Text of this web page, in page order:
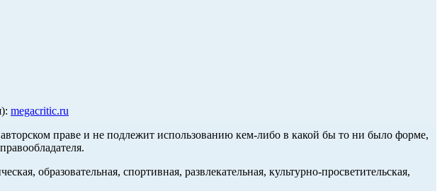
megacritic.ru
праве и не подлежит использованию кем-либо в какой бы то ни было форме,
образовательная, спортивная, развлекательная, культурно-просветительская,